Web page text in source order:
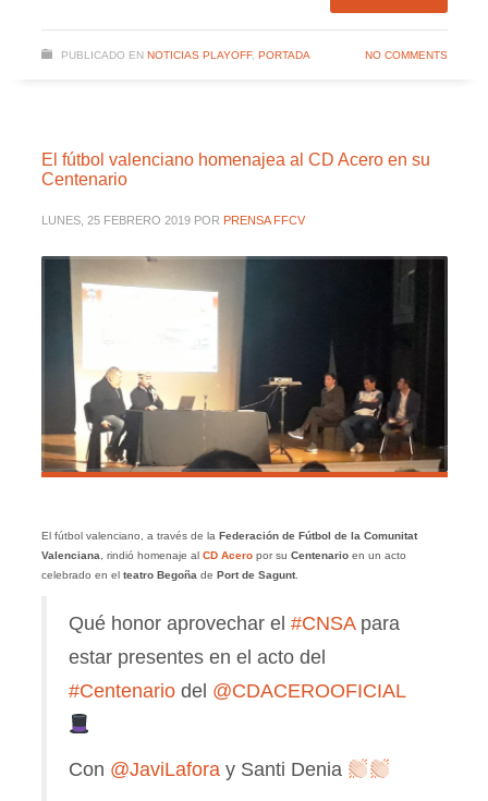
PUBLICADO EN NOTICIAS PLAYOFF, PORTADA NO COMMENTS
El fútbol valenciano homenajea al CD Acero en su
Centenario
LUNES, 25 FEBRERO 2019 POR PRENSA FFCV
El fútbol valenciano, a través de la Federación de Fútbol de la Comunitat
Valenciana , rindió homenaje al CD Aceropor su Centenarioen un acto
celebrado en el teatro Begoña de Port de Sagunt.
Qué honor aprovechar el #CNSApara
estar presentes en el acto del
#Centenariodel @CDACEROOFICIAL
Con @JaviLaforay Santi Denia